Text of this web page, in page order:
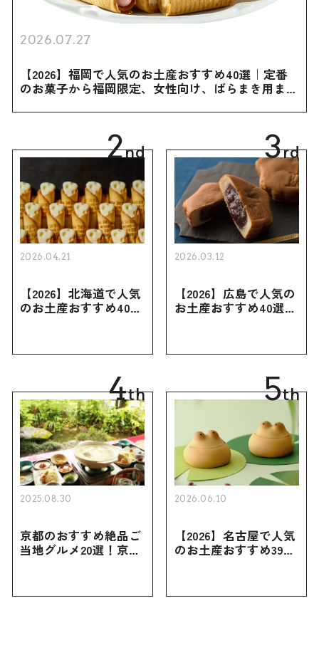
2026.07.27
【2026】福岡で人気のお土産おすすめ40選｜定番
のお菓子から福岡限定、女性向け、ばらまき用まで
2nd
2026.04.21
【2026】北海道で人気
のお土産おすすめ40選
買えない限定品、女性
3rd
2026.03.12
【2026】広島で人気の
お土産おすすめ40選｜
き用、女性向けまで幅
4th
2025.08.30
京都のおすすめ絶品ご
当地グルメ20選！京都
5th
2026.06.10
【2026】名古屋で人気
のお土産おすすめ39選
お土産・ばらまき用ま